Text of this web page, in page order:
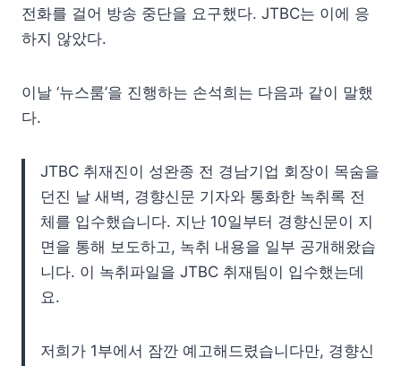
전화를 걸어 방송 중단을 요구했다. JTBC는 이에 응
하지 않았다.
이날 ‘뉴스룸’을 진행하는 손석희는 다음과 같이 말했
다.
JTBC 취재진이 성완종 전 경남기업 회장이 목숨을
던진 날 새벽, 경향신문 기자와 통화한 녹취록 전
체를 입수했습니다. 지난 10일부터 경향신문이 지
면을 통해 보도하고, 녹취 내용을 일부 공개해왔습
니다. 이 녹취파일을 JTBC 취재팀이 입수했는데
요.
저희가 1부에서 잠깐 예고해드렸습니다만, 경향신